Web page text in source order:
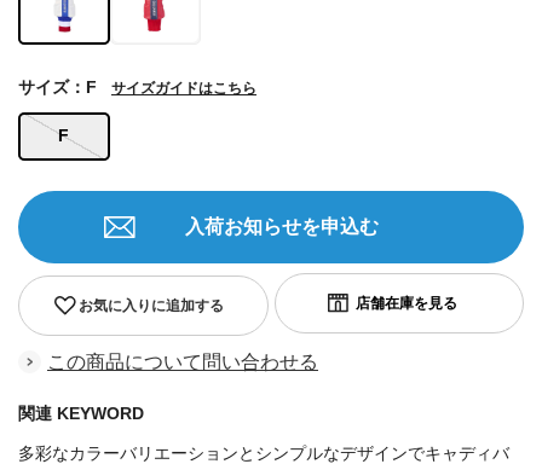
F
サイズ：F サイズガイドはこちら
お気に入りに追加する
入荷お知らせを申込む
この商品について問い合わせる
関連 KEYWORD
多彩なカラーバリエーションとシンプルなデザインでキャディバ